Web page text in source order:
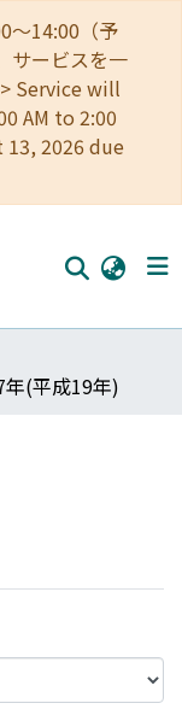
～14:00（予
サービスを一
Service will
AM to 2:00
2026 due
年(平成19年)